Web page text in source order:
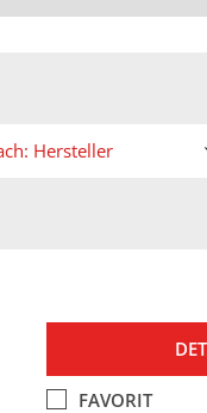
Hersteller
FAVORIT